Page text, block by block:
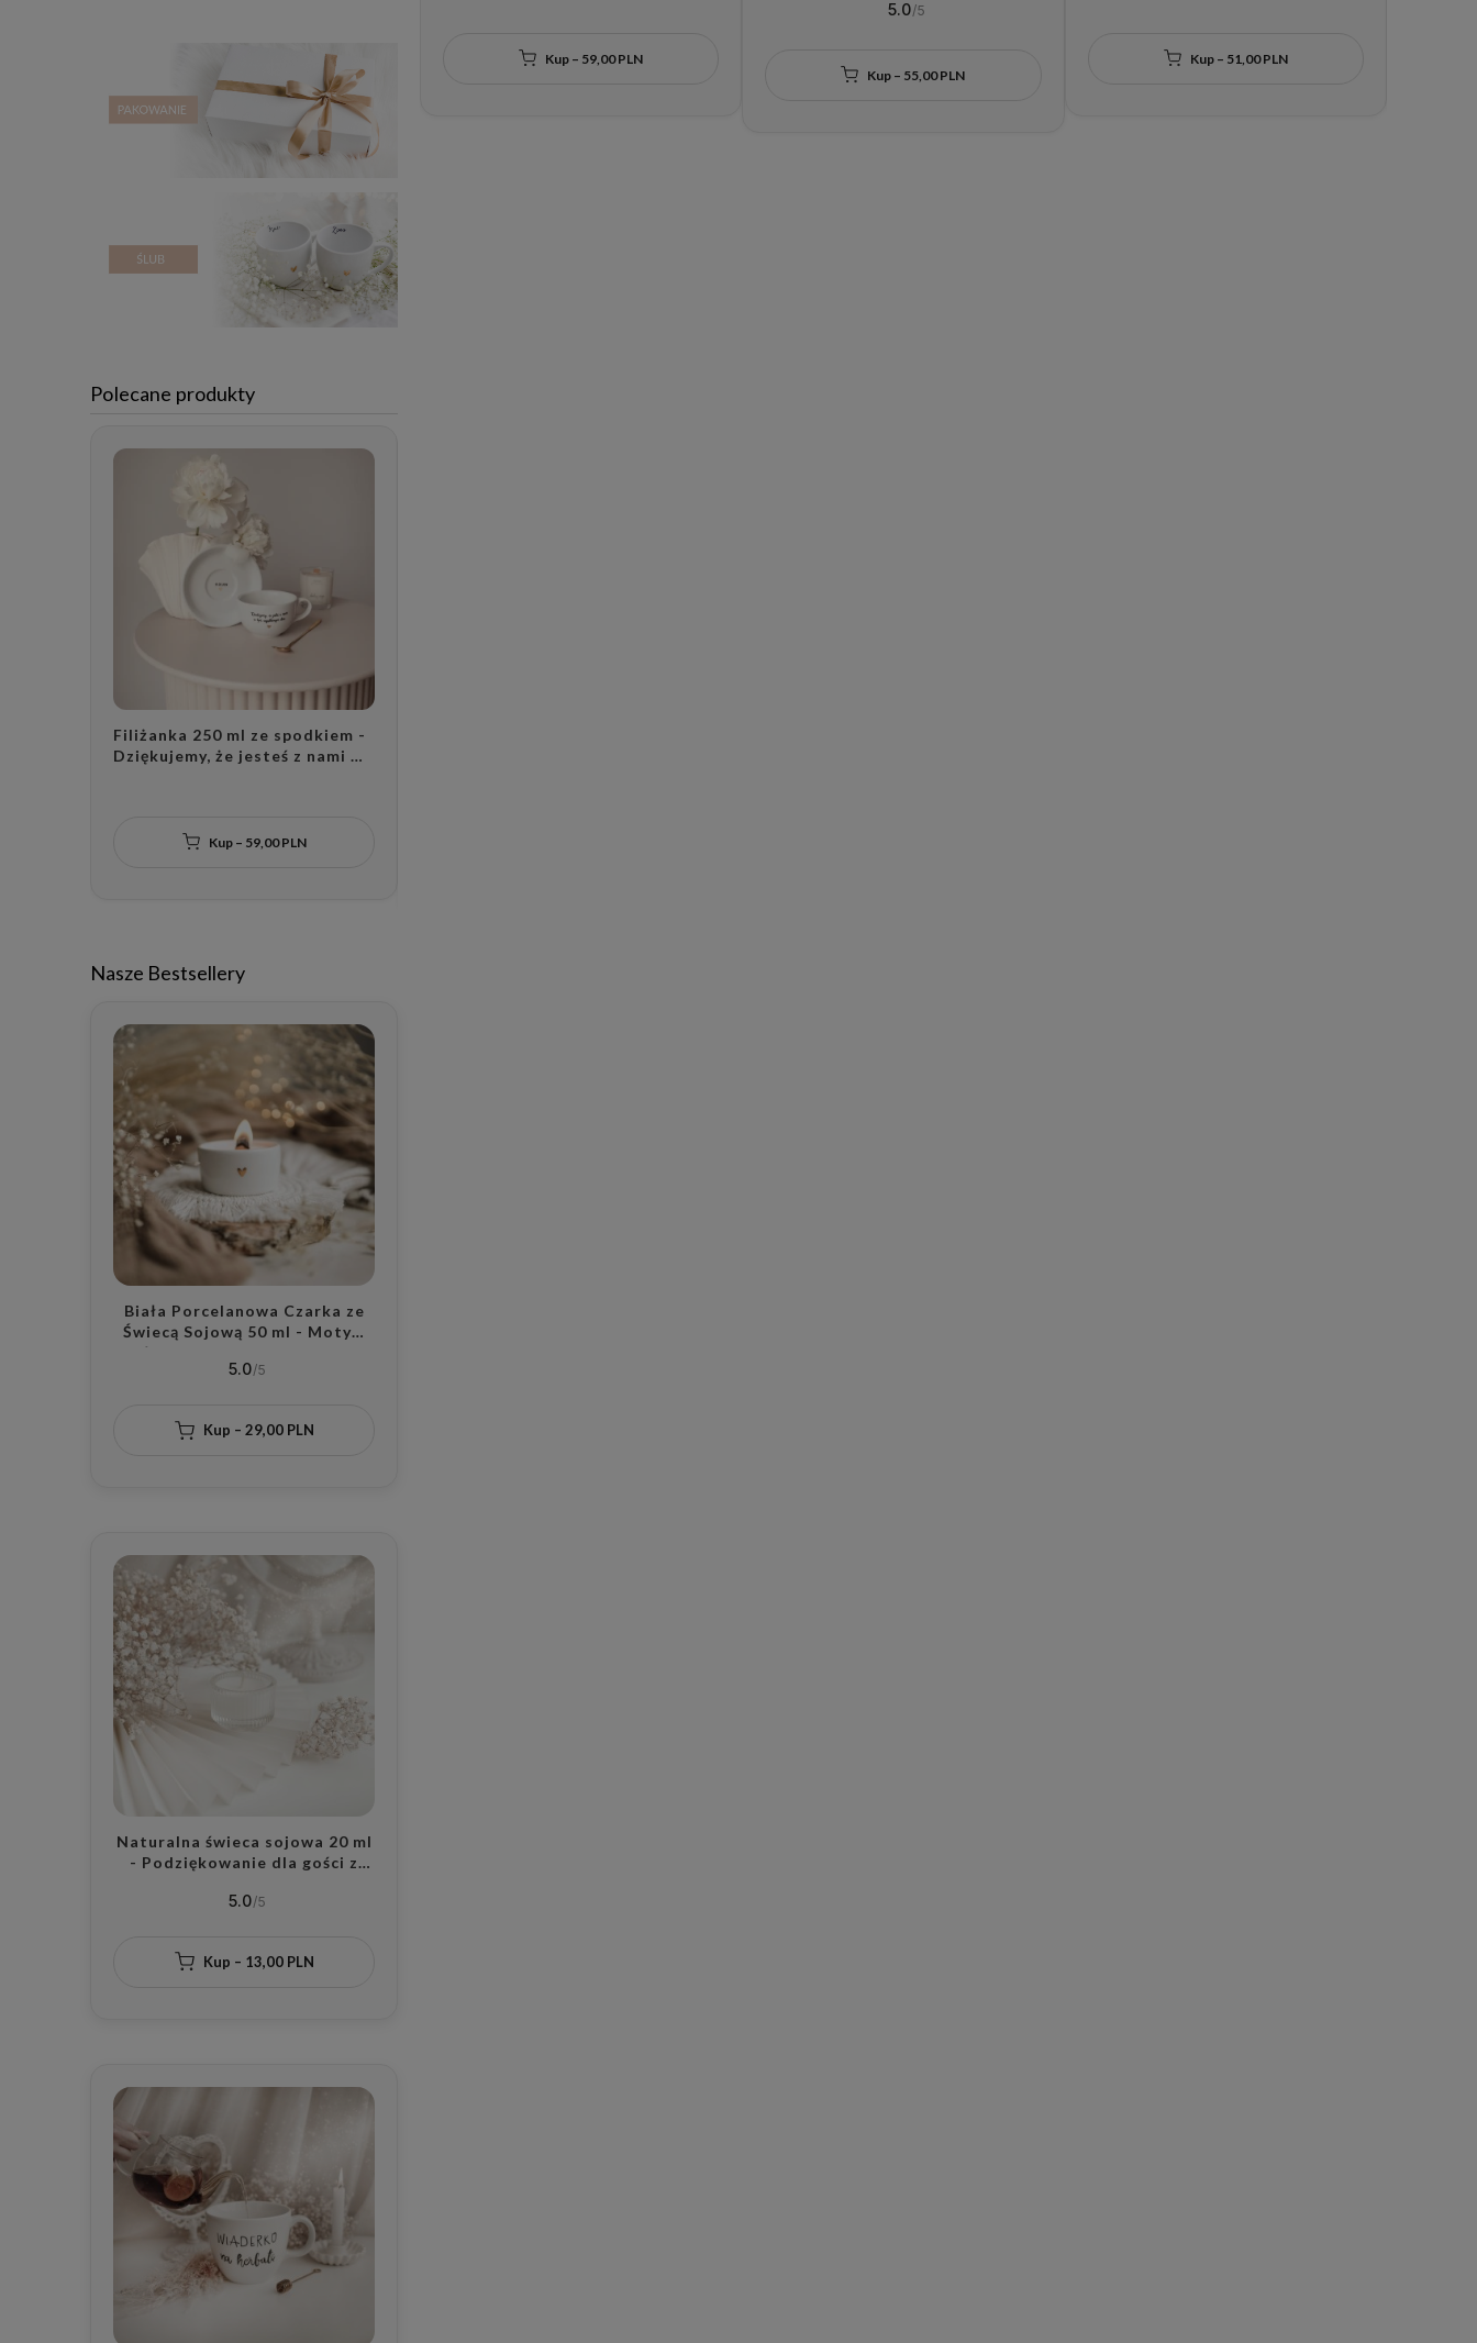
Polecane produkty
Filiżanka 250 ml ze spodkiem -
Dziękujemy, że jesteś z nami w
Kup – 59,00 PLN
Nasze Bestsellery
Biała Porcelanowa Czarka ze
Świecą Sojową 50 ml - Motyw
Złotego Serca z Wybranym
Zapachem dla Bliskiej Osoby na
5.0
Kup – 29,00 PLN
Naturalna świeca sojowa 20 ml
- Podziękowanie dla gości z
dla gości
5.0
Kup – 13,00 PLN
Kup – 59,00 PLN
5.0
Kup – 55,00 PLN
Kup – 51,00 PLN